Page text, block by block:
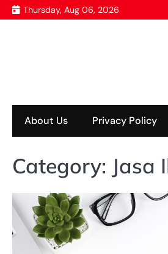
Skip
to
Thursday, Aug 06, 2026
About Us Privacy Policy
Category: Jasa